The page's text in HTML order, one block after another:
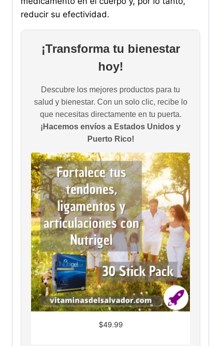
reducir su efectividad.
¡Transforma tu bienestar
hoy!
Descubre los mejores productos para tu
salud y bienestar. Con un solo clic, recibe lo
que necesitas directamente en tu puerta.
¡Hacemos envíos a Estados Unidos y
Puerto Rico!
$49.99